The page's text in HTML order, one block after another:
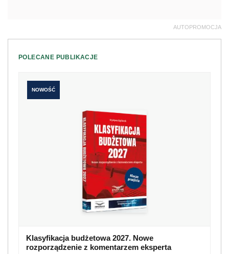
AUTOPROMOCJA
POLECANE PUBLIKACJE
NOWOŚĆ
Klasyfikacja budżetowa 2027. Nowe
rozporządzenie z komentarzem eksperta